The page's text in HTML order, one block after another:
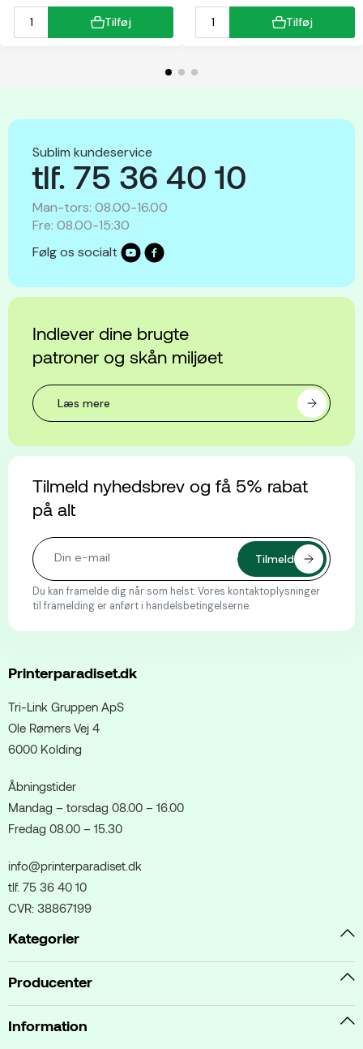
Tilføj Tilføj
Sublim kundeservice
tlf. 75 36 40 10
Man-tors: 08.00-16.00
Fre: 08.00-15:30
Følg os socialt
Indlever dine brugte
patroner og skån miljøet
Læs mere
Tilmeld nyhedsbrev og få 5% rabat
på alt
Du kan framelde dig når som helst. Vores kontaktoplysninger
til framelding er anført i handelsbetingelserne.
Printerparadiset.dk
Tri-Link Gruppen ApS
Ole Rømers Vej 4
6000 Kolding
Åbningstider
Mandag – torsdag 08.00 – 16.00
Fredag 08.00 – 15.30
info@printerparadiset.dk
tlf. 75 36 40 10
CVR: 38867199
Kategorier
Producenter
Information